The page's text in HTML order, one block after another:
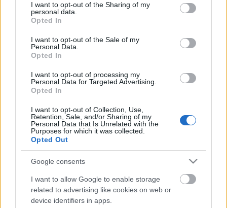
not limited to your visit or usage behaviour. You may click to
grant or deny consent to Google and its third-party tags to
use your data for below specified purposes in below Google
consent section.
I want to opt-out of the Sharing of my
personal data.
Opted In
I want to opt-out of the Sale of my
Personal Data.
Opted In
I want to opt-out of processing my
Personal Data for Targeted Advertising.
Opted In
I want to opt-out of Collection, Use,
Retention, Sale, and/or Sharing of my
Personal Data that Is Unrelated with the
Purposes for which it was collected.
Opted Out
Google consents
I want to allow Google to enable storage
related to advertising like cookies on web or
device identifiers in apps.
Jézus is eljönne a Budapest Pride-ra!
2015. július 08.
A "Keresztények a Melegekért" egy új
keresztények és az LMBTQ emberek között. A
csoport tagjai keresik az együttgondolkodás és az
építő eszmecsere lehetőségét, miközben tiszteletben
tartják mindenki hitét és nemi identitását. Mi,…